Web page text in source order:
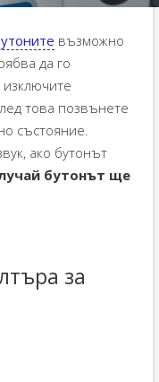
възможно
да го
това позвънете
състояние.
ако бутонът
бутонът ще
за